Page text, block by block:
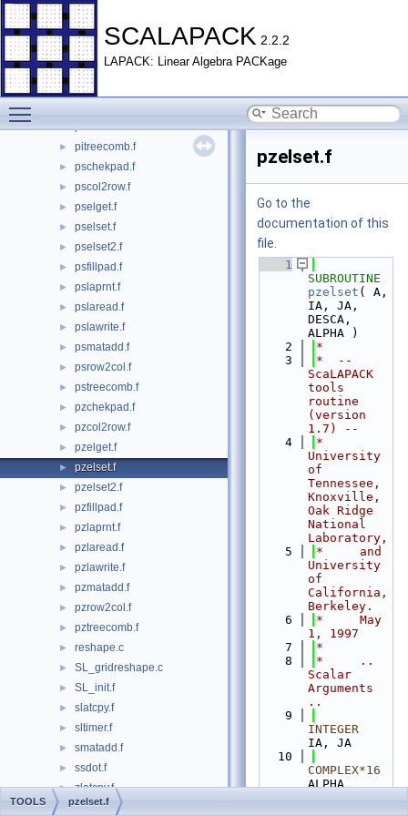
SCALAPACK 2.2.2
LAPACK: Linear Algebra PACKage
► picol2row.f
► pielget.f
► pielset.f
► pielset2.f
► pifillpad.f
► pirow2col.f
► pitreecomb.f
► pschekpad.f
► pscol2row.f
► pselget.f
► pselset.f
► pselset2.f
► psfillpad.f
► pslaprnt.f
► pslaread.f
► pslawrite.f
► psmatadd.f
► psrow2col.f
► pstreecomb.f
► pzchekpad.f
► pzcol2row.f
► pzelget.f
► pzelset.f
► pzelset2.f
► pzfillpad.f
► pzlaprnt.f
► pzlaread.f
► pzlawrite.f
► pzmatadd.f
► pzrow2col.f
► pztreecomb.f
► reshape.c
► SL_gridreshape.c
► SL_init.f
► slatcpy.f
► sltimer.f
► smatadd.f
► ssdot.f
► zlatcpy.f
zmatadd.f
pzelset.f
Go to the
documentation of this
file.
    1
pzelset ( A,
IA, JA,
DESCA,
ALPHA )
    2
*
    3
*  --
ScaLAPACK
tools
routine
(version
1.7) --
    4
*
University
of
Tennessee,
Knoxville,
Oak Ridge
National
Laboratory,
    5
*     and
University
of
California,
Berkeley.
    6
*     May
1, 1997
    7
*
    8
*     ..
Scalar
Arguments
..
    9
INTEGER
IA, JA
   10
COMPLEX*16
ALPHA
   11
*     ..
TOOLS pzelset.f